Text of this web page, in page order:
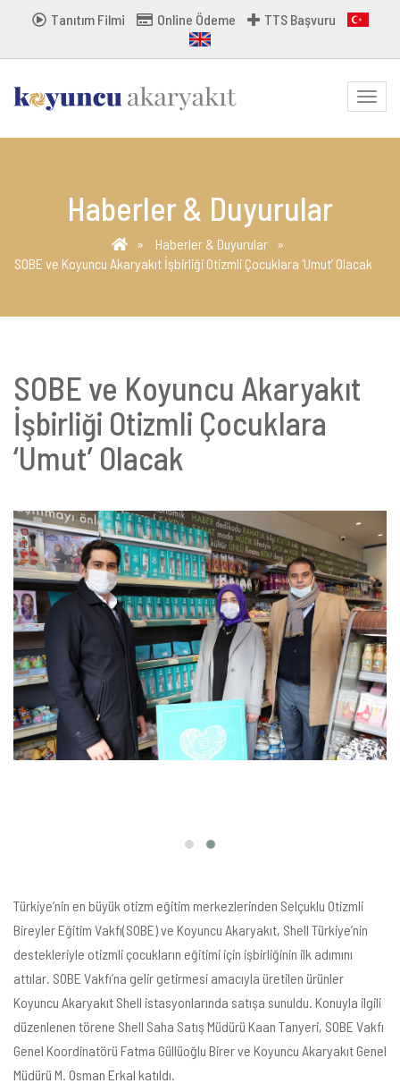
Tanıtım Filmi Online Ödeme TTS Başvuru
MENU
Haberler & Duyurular
Haberler & Duyurular
SOBE ve Koyuncu Akaryakıt İşbirliği Otizmli Çocuklara ‘Umut’ Olacak
SOBE ve Koyuncu Akaryakıt
İşbirliği Otizmli Çocuklara
‘Umut’ Olacak
Türkiye’nin en büyük otizm eğitim merkezlerinden Selçuklu Otizmli
Bireyler Eğitim Vakfı(SOBE) ve Koyuncu Akaryakıt, Shell Türkiye’nin
destekleriyle otizmli çocukların eğitimi için işbirliğinin ilk adımını
attılar. SOBE Vakfı’na gelir getirmesi amacıyla üretilen ürünler
Koyuncu Akaryakıt Shell istasyonlarında satışa sunuldu. Konuyla ilgili
düzenlenen törene Shell Saha Satış Müdürü Kaan Tanyeri, SOBE Vakfı
Genel Koordinatörü Fatma Güllüoğlu Birer ve Koyuncu Akaryakıt Genel
Müdürü M. Osman Erkal katıldı.